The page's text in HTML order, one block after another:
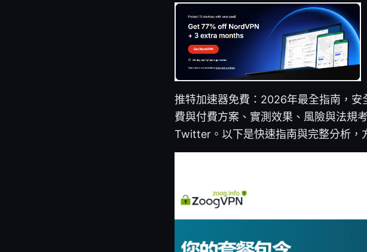
推特加速器免費：2026年最全指南，
費與付費方案、實測效果、風險與法規
Twitter。以下是快速指南與完整分析，